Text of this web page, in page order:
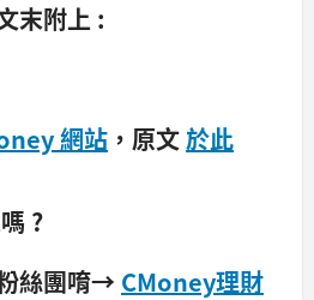
末附上 :
網站 ，原文於此
?
絲團唷→ CMoney理財